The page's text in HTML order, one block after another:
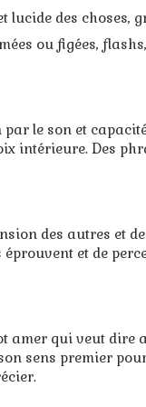
lucide des choses,
ou figées,
le son et
intérieure. Des
des autres et
et de
amer qui veut dire
sens premier